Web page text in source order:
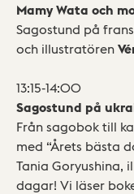
Mamy Wata och
Sagostund på
och illustratören
13:15-14:00
Sagostund på
Från sagobok till
med “Årets bästa
Tania Goryushina,
dagar! Vi läser